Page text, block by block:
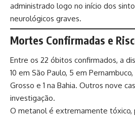
administrado logo no início dos
neurológicos graves.
Mortes Confirmadas e
Entre os 22 óbitos confirmados, a
10 em São Paulo, 5 em
Grosso e 1 na Bahia. Outros nove
investigação.
O metanol é extremamente tóxico,